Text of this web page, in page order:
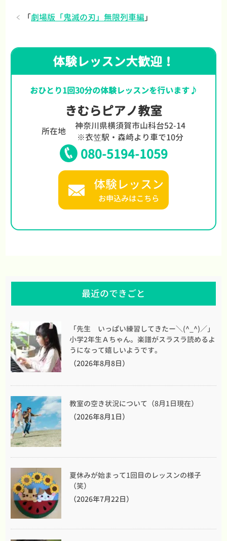
「劇場版「鬼滅の刃」無限列車編 」
体験レッスン大歓迎！
おひとり1回30分の体験レッスンを行います♪
きむらピアノ教室
所在地
神奈川県横須賀市山科台52-14
※衣笠駅・森崎より車で10分
080-5194-1059
体験レッスン
お申込みはこちら
最近のできごと
「先生 いっぱい練習してきたー＼(^_^)／」
小学2年生Ａちゃん。楽譜がスラスラ読めるよ
うになって嬉しいようです。
（2026年8月8日）
教室の空き状況について（8月1日現在）
（2026年8月1日）
夏休みが始まって1回目のレッスンの様子
（笑）
（2026年7月22日）